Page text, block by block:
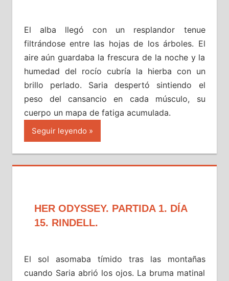
El alba llegó con un resplandor tenue
filtrándose entre las hojas de los árboles. El
aire aún guardaba la frescura de la noche y la
humedad del rocío cubría la hierba con un
brillo perlado. Saria despertó sintiendo el
peso del cansancio en cada músculo, su
cuerpo un mapa de fatiga acumulada.
Seguir leyendo
HER ODYSSEY. PARTIDA 1. DÍA
15. RINDELL.
El sol asomaba tímido tras las montañas
cuando Saria abrió los ojos. La bruma matinal